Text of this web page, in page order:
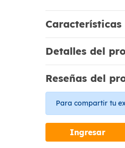
Características
Detalles del
Reseñas del
Para compartir tu
Ingresar